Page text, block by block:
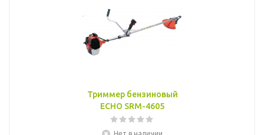
Триммер бензиновый
ECHO SRM-4605